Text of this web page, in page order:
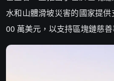
水和山體滑坡災害的國家提
00 萬美元，以支持區塊鏈慈善